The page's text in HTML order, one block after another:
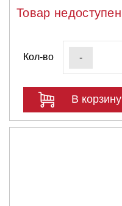
Товар недоступен
Кол-во -
В корзину